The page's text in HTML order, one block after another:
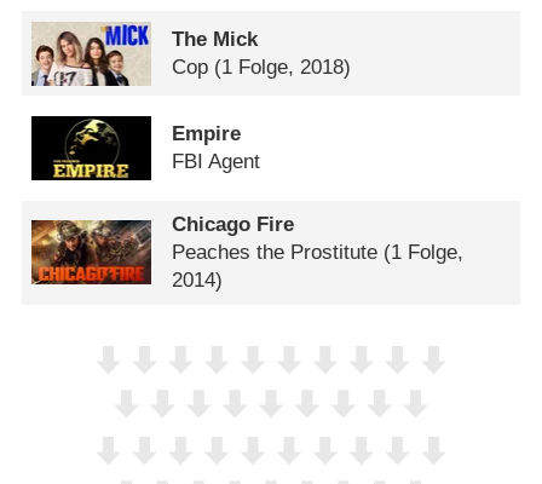
The Mick
Cop (1 Folge, 2018)
Empire
FBI Agent
Chicago Fire
Peaches the Prostitute (1 Folge,
2014)